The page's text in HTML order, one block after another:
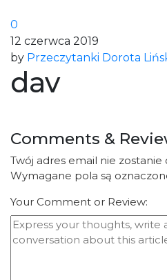
0
12 czerwca 2019
by Przeczytanki Dorota
dav
Comments &
Twój adres email nie
Wymagane pola są
Your Comment or Review: